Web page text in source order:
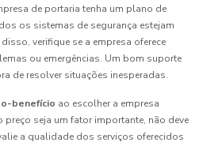
de portaria tenha um plano de
os sistemas de segurança estejam
verifique se a empresa oferece
ou emergências. Um bom suporte
de resolver situações inesperadas.
benefício ao escolher a empresa
preço seja um fator importante, não deve
a qualidade dos serviços oferecidos